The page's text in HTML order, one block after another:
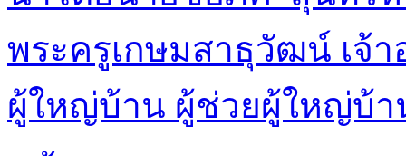
พระครูเกษมสาธุวัฒน์ เจ้
ผู้ใหญ่บ้าน ผู้ช่วยผู้ใหญ่บ้